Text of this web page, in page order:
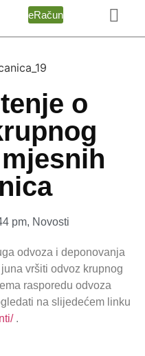
eRačun
o
pm, Novosti
odvoza i deponovanja
vršiti odvoz krupnog
rasporedu odvoza
na slijedećem linku
.